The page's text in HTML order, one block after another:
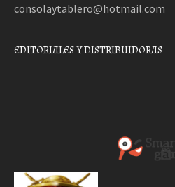
consolaytablero@hotmail.com
EDITORIALES Y DISTRIBUIDORAS